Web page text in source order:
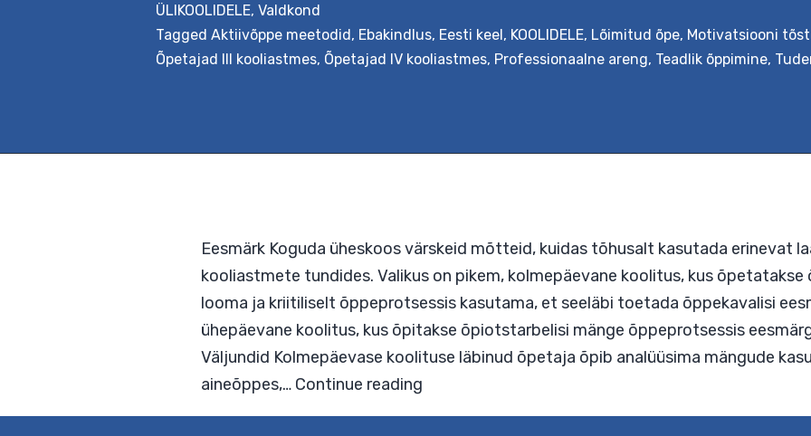
ja
kohandamine
ÜLIKOOLIDELE, Valdkond
Tagged Aktiivõppe meetodid, Ebakindlus, Eesti keel, KOOLIDELE, Lõimitud õpe, Motivatsiooni
Õpetajad III kooliastmes, Õpetajad IV kooliastmes, Professionaalne areng, Teadlik õppimine,
Eesmärk Koguda üheskoos värskeid mõtteid, kuidas tõhusalt kasutada
kooliastmete tundides. Valikus on pikem, kolmepäevane koolitus, kus
looma ja kriitiliselt õppeprotsessis kasutama, et seeläbi toetada